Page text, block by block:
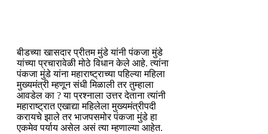
बीडच्या खासदार प्रीतम मुंडे यांनी पंकजा मुंडे
यांच्या प्रचारावेळी मोठे विधान केले आहे. त्यांना
पंकजा मुंडे यांना महाराष्ट्राच्या पहिल्या महिला
मुख्यमंत्री म्हणून संधी मिळाली तर तुम्हाला
आवडेल का ? या प्रश्नाला उत्तर देताना त्यांनी
महाराष्ट्रात एखाद्या महिलेला मुख्यमंत्रीपदी
करायचे झाले तर भाजपसमोर पंकजा मुंडे हा
एकमेव पर्याय असेल असं त्या म्हणाल्या आहेत.